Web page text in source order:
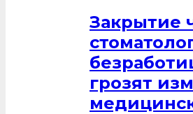
Закрытие
грозят